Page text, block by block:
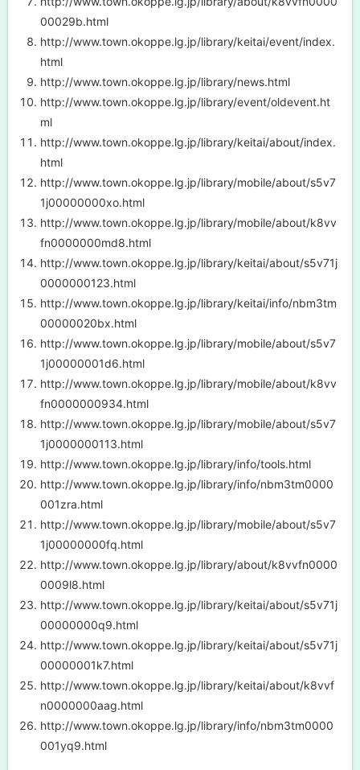
00029b.html
http://www.town.okoppe.lg.jp/library/keitai/event/index.
html
http://www.town.okoppe.lg.jp/library/news.html
http://www.town.okoppe.lg.jp/library/event/oldevent.ht
ml
http://www.town.okoppe.lg.jp/library/keitai/about/index.
html
http://www.town.okoppe.lg.jp/library/mobile/about/s5v7
1j00000000xo.html
http://www.town.okoppe.lg.jp/library/mobile/about/k8vv
fn0000000md8.html
http://www.town.okoppe.lg.jp/library/keitai/about/s5v71j
0000000123.html
http://www.town.okoppe.lg.jp/library/keitai/info/nbm3tm
00000020bx.html
http://www.town.okoppe.lg.jp/library/mobile/about/s5v7
1j00000001d6.html
http://www.town.okoppe.lg.jp/library/mobile/about/k8vv
fn0000000934.html
http://www.town.okoppe.lg.jp/library/mobile/about/s5v7
1j0000000113.html
http://www.town.okoppe.lg.jp/library/info/tools.html
http://www.town.okoppe.lg.jp/library/info/nbm3tm0000
001zra.html
http://www.town.okoppe.lg.jp/library/mobile/about/s5v7
1j00000000fq.html
http://www.town.okoppe.lg.jp/library/about/k8vvfn0000
0009l8.html
http://www.town.okoppe.lg.jp/library/keitai/about/s5v71j
00000000q9.html
http://www.town.okoppe.lg.jp/library/keitai/about/s5v71j
00000001k7.html
http://www.town.okoppe.lg.jp/library/keitai/about/k8vvf
n0000000aag.html
http://www.town.okoppe.lg.jp/library/info/nbm3tm0000
001yq9.html